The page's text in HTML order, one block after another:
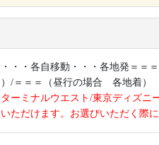
・・各自移動・・・各地発＝＝
/＝＝＝（昼行の場合 各地着）
ーミナルウエスト/東京ディズ
ただけます。お選びいただく際に